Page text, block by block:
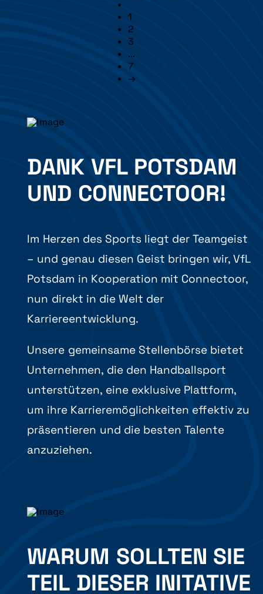
1
2
3
...
7
→
DANK VFL POTSDAM
UND CONNECTOOR!
Im Herzen des Sports liegt der Teamgeist
– und genau diesen Geist bringen wir, VfL
Potsdam in Kooperation mit Connectoor,
nun direkt in die Welt der
Karriereentwicklung.
Unsere gemeinsame Stellenbörse bietet
Unternehmen, die den Handballsport
unterstützen, eine exklusive Plattform,
um ihre Karrieremöglichkeiten effektiv zu
präsentieren und die besten Talente
anzuziehen.
WARUM SOLLTEN SIE
TEIL DIESER INITATIVE